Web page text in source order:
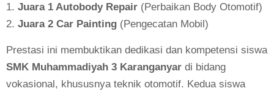
1. Juara 1 Autobody Repair (Perbaikan Body Otomotif)
2. Juara 2 Car Painting (Pengecatan Mobil)
Prestasi ini membuktikan dedikasi dan kompetensi siswa
SMK Muhammadiyah 3 Karanganyar di bidang
vokasional, khususnya teknik otomotif. Kedua siswa